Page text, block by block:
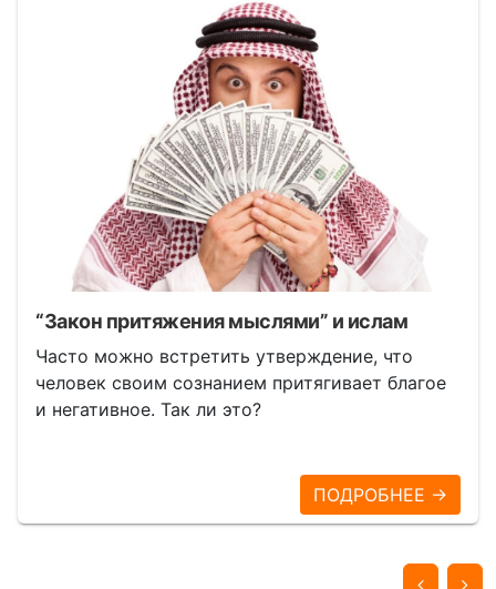
“Закон притяжения мыслями” и ислам
Часто можно встретить утверждение, что
человек своим сознанием притягивает благое
и негативное. Так ли это?
ПОДРОБНЕЕ →